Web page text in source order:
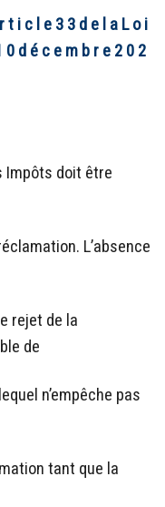
t i c l e 3 3 d e l a L o i
d é c e m b r e 2 0 2
Impôts doit être
L’absence
rejet de la
de
n’empêche pas
tant que la